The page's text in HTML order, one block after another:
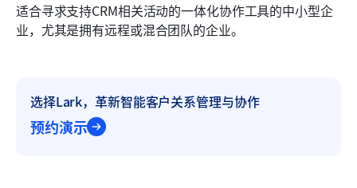
适合寻求支持CRM相关活动的一体化协作工具的中小型企
业，尤其是拥有远程或混合团队的企业。
选择Lark，革新智能客户关系管理与协作
预约演示